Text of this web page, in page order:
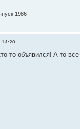
1986
14:20
то объявился! А то